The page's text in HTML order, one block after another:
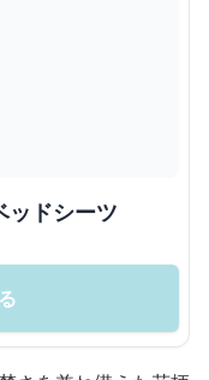
ッドシーツ